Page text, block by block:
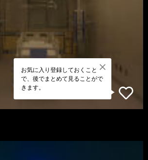
お気に入り登録しておくこと
で、後でまとめて見ることがで
きます。